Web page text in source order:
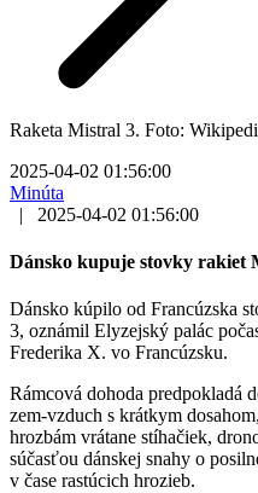
Raketa Mistral 3. Foto:
2025-04-02 01:56:00
Minúta
|
2025-04-02 01:56:00
Dánsko kupuje stovky rakiet
Dánsko kúpilo od Francúzska
3, oznámil Elyzejský palác
Frederika X. vo Francúzsku.
Rámcová dohoda predpokladá
zem-vzduch s krátkym
hrozbám vrátane stíhačiek,
súčasťou dánskej snahy o
v čase rastúcich hrozieb.